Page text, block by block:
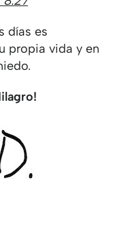
días es
propia vida y en